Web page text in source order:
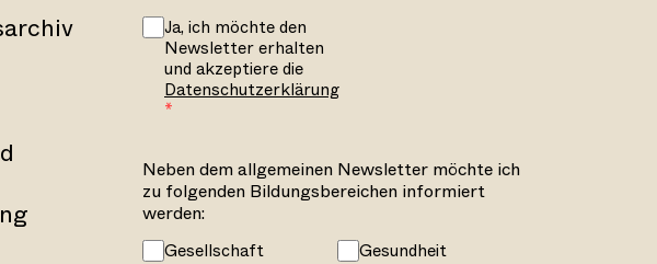
Ja, ich möchte den
Newsletter erhalten
und akzeptiere die
Datenschutzerklärung
Neben dem allgemeinen Newsletter möchte ich
zu folgenden Bildungsbereichen informiert
werden:
Gesellschaft
Gesundheit